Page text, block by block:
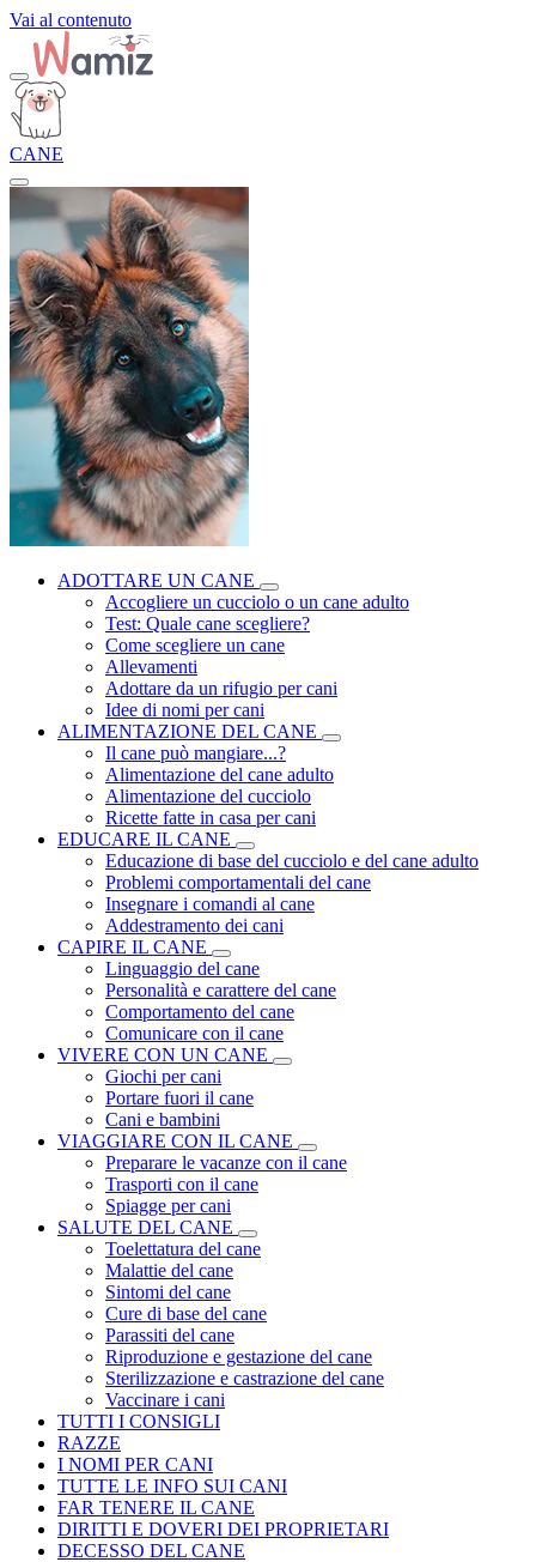
Vai al contenuto
CANE
ADOTTARE UN CANE
Accogliere un cucciolo o un cane adulto
Test: Quale cane scegliere?
Come scegliere un cane
Allevamenti
Adottare da un rifugio per cani
Idee di nomi per cani
ALIMENTAZIONE DEL CANE
Il cane può mangiare...?
Alimentazione del cane adulto
Alimentazione del cucciolo
Ricette fatte in casa per cani
EDUCARE IL CANE
Educazione di base del cucciolo e del cane adulto
Problemi comportamentali del cane
Insegnare i comandi al cane
Addestramento dei cani
CAPIRE IL CANE
Linguaggio del cane
Personalità e carattere del cane
Comportamento del cane
Comunicare con il cane
VIVERE CON UN CANE
Giochi per cani
Portare fuori il cane
Cani e bambini
VIAGGIARE CON IL CANE
Preparare le vacanze con il cane
Trasporti con il cane
Spiagge per cani
SALUTE DEL CANE
Toelettatura del cane
Malattie del cane
Sintomi del cane
Cure di base del cane
Parassiti del cane
Riproduzione e gestazione del cane
Sterilizzazione e castrazione del cane
Vaccinare i cani
TUTTI I CONSIGLI
RAZZE
I NOMI PER CANI
TUTTE LE INFO SUI CANI
FAR TENERE IL CANE
DIRITTI E DOVERI DEI PROPRIETARI
DECESSO DEL CANE